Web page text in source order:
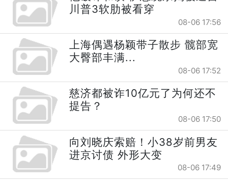
川普3软肋被看穿
08-06 17:56
上海偶遇杨颖带子散步 髋部宽
大臀部丰满...
08-06 17:52
慈济都被诈10亿元了为何还不
提告？
08-06 17:50
向刘晓庆索赔！小38岁前男友
进京讨债 外形大变
08-06 17:49